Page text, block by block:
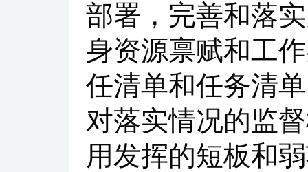
部署，完善和落
身资源禀赋和工
任清单和任务清
对落实情况的监
用发挥的短板和